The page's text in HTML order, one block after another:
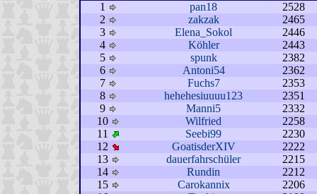
1 pan18
2528
2
zakzak
2465
3
Elena_Sokol
2446
4
Köhler
2443
5
spunk
2382
6
Antoni54
2362
7
Fuchs7
2353
8
hehehesiuuuu123
2351
9
Manni5
2332
10
Wilfried
2258
11
Seebi99
2230
12
GoatisderXIV
2222
13
dauerfahrschüler
2215
14
Rundin
2212
15
Carokannix
2206